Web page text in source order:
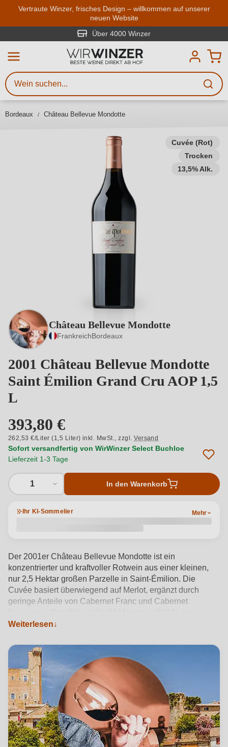
Zum Hauptinhalt springen
Vertraute Winzer, frisches Design – willkommen auf unserer
neuen Website
Über 4000 Winzer
Bordeaux Château Bellevue Mondotte
Cuvée (Rot)
Trocken
13,5% Alk.
Château Bellevue Mondotte
FrankreichBordeaux
2001 Château Bellevue Mondotte
Saint Émilion Grand Cru AOP 1,5
L
393,80 €
262,53 €/Liter (1,5 Liter) inkl. MwSt.,zzgl.Versand
Sofort versandfertig von WirWinzer Select Buchloe
Lieferzeit 1-3 Tage
1 In den Warenkorb
Ihr KI-Sommelier Mehr
Der 2001er Château Bellevue Mondotte ist ein
konzentrierter und kraftvoller Rotwein aus einer kleinen,
nur 2,5 Hektar großen Parzelle in Saint-Émilion. Die
Cuvée basiert überwiegend auf Merlot, ergänzt durch
geringe Anteile von Cabernet Franc und Cabernet
Eichenfässern und wurde ungefiltert abgefüllt. In der Nase
von schwarzen Johannisbeeren, Pflaumen, Gewürzen und
einem Hauch von Tabak. Am Gaumen ist er vollmundig
und zugleich elegant, mit reifen Tanninen und einer
bemerkenswerten Konzentration. Noten von dunklen
Früchten wie Brombeeren und Pflaumen werden durch
würzige Akzente ergänzt. Der Abgang ist langanhaltend,
mit einer feinen Balance zwischen Süße und Würze.
Produktdetails anzeigen →
Weiterlesen
Weinsuche
Mindestens 3 Zeichen eingeben
Beschreiben Sie, welchen Wein
Sie suchen – ob nach Geschmack,